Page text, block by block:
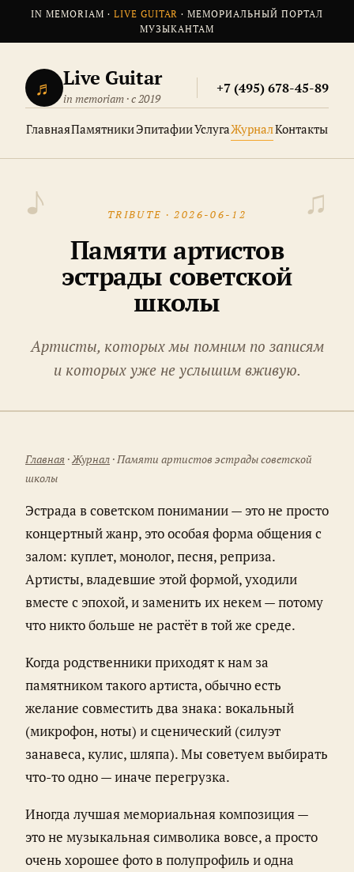
IN MEMORIAM · LIVE GUITAR · МЕМОРИАЛЬНЫЙ ПОРТАЛ
МУЗЫКАНТАМ
♬ Live Guitar
in memoriam · с 2019
ГлавнаяПамятникиЭпитафииУслугаЖурналКонтакты
+7 (495) 678-45-89
TRIBUTE · 2026-06-12
Памяти артистов
эстрады советской
школы
Артисты, которых мы помним по записям
и которых уже не услышим вживую.
Главная ·Журнал · Памяти артистов эстрады советской
школы
Эстрада в советском понимании — это не просто
концертный жанр, это особая форма общения с
залом: куплет, монолог, песня, реприза.
Артисты, владевшие этой формой, уходили
вместе с эпохой, и заменить их некем — потому
что никто больше не растёт в той же среде.
Когда родственники приходят к нам за
памятником такого артиста, обычно есть
желание совместить два знака: вокальный
(микрофон, ноты) и сценический (силуэт
занавеса, кулис, шляпа). Мы советуем выбирать
что-то одно — иначе перегрузка.
Иногда лучшая мемориальная композиция —
это не музыкальная символика вовсе, а просто
очень хорошее фото в полупрофиль и одна